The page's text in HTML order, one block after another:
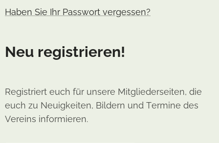
Haben Sie Ihr Passwort vergessen?
Neu registrieren!
Registriert euch für unsere Mitgliederseiten, die
euch zu Neuigkeiten, Bildern und Termine des
Vereins informieren.